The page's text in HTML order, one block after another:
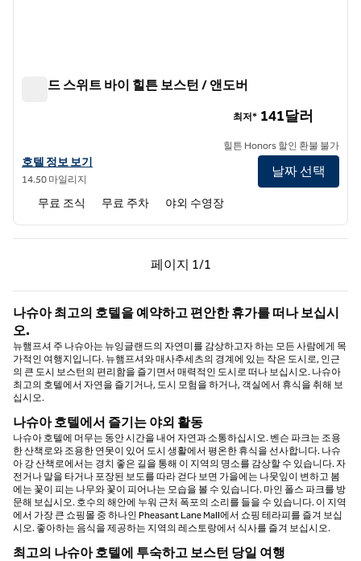
홈우드 스위트 바이 힐튼 보스턴 / 앤도버
홈우드 스위트 바이 힐튼 보스턴 / 앤도버의 호텔 정보 보기
호텔 정보 보기
14.50 마일리지
최저* 141달러
힐튼 Honors 할인 환불 불가
날짜 선택
무료 조식 무료 주차 야외 수영장
페이지 1/1
이전 페이지, 1/1
페이지 1/1
나슈아 최고의 호텔을 예약하고 편안한 휴가를 떠나 보십시
오.
뉴햄프셔 주 나슈아는 뉴잉글랜드의 자연미를 감상하고자 하는 모든 사람에게 목
가적인 여행지입니다. 뉴햄프셔와 매사추세츠의 경계에 있는 작은 도시로, 인근
의 큰 도시 보스턴의 편리함을 즐기면서 매력적인 도시로 떠나 보십시오. 나슈아
최고의 호텔에서 자연을 즐기거나, 도시 모험을 하거나, 객실에서 휴식을 취해 보
십시오.
나슈아 호텔에서 즐기는 야외 활동
나슈아 호텔에 머무는 동안 시간을 내어 자연과 소통하십시오. 벤슨 파크는 조용
한 산책로와 조용한 연못이 있어 도시 생활에서 평온한 휴식을 선사합니다. 나슈
아 강 산책로에서는 경치 좋은 길을 통해 이 지역의 명소를 감상할 수 있습니다. 자
전거나 말을 타거나 포장된 보도를 따라 걷다 보면 가을에는 나뭇잎이 변하고 봄
에는 꽃이 피는 나무와 꽃이 피어나는 모습을 볼 수 있습니다. 마인 폴스 파크를 방
문해 보십시오. 호수의 해안에 누워 근처 폭포의 소리를 들을 수 있습니다. 이 지역
에서 가장 큰 쇼핑몰 중 하나인 Pheasant Lane Mall에서 쇼핑 테라피를 즐겨 보십
시오. 좋아하는 음식을 제공하는 지역의 레스토랑에서 식사를 즐겨 보십시오.
최고의 나슈아 호텔에 투숙하고 보스턴 당일 여행